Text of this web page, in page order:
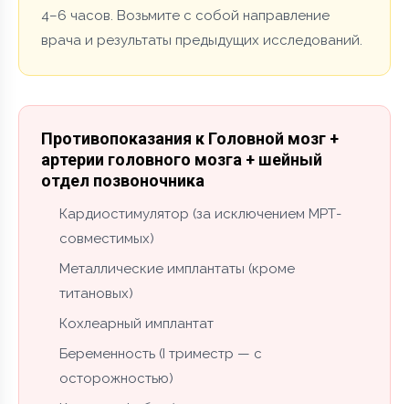
4–6 часов. Возьмите с собой направление
врача и результаты предыдущих исследований.
Противопоказания к Головной мозг +
артерии головного мозга + шейный
отдел позвоночника
Кардиостимулятор (за исключением МРТ-
совместимых)
Металлические имплантаты (кроме
титановых)
Кохлеарный имплантат
Беременность (I триместр — с
осторожностью)